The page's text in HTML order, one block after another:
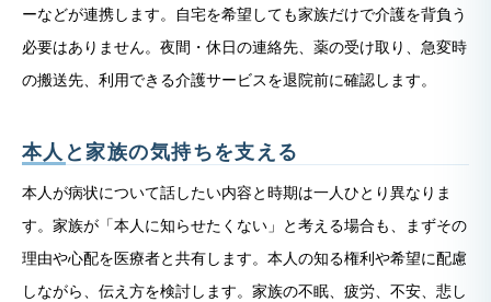
ーなどが連携します。自宅を希望しても家族だけで介護を背負う
必要はありません。夜間・休日の連絡先、薬の受け取り、急変時
の搬送先、利用できる介護サービスを退院前に確認します。
本人と家族の気持ちを支える
本人が病状について話したい内容と時期は一人ひとり異なりま
す。家族が「本人に知らせたくない」と考える場合も、まずその
理由や心配を医療者と共有します。本人の知る権利や希望に配慮
しながら、伝え方を検討します。家族の不眠、疲労、不安、悲し